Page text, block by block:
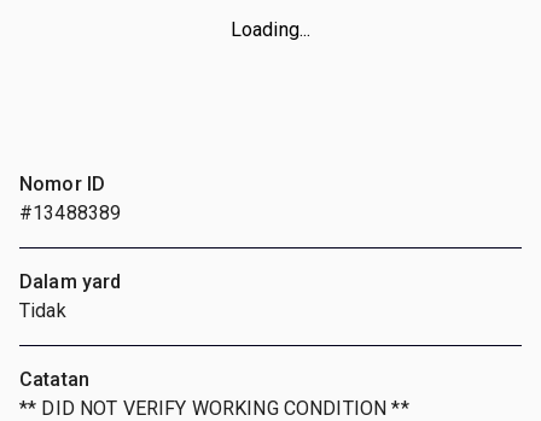
Loading...
Nomor ID
#13488389
Dalam yard
Tidak
Catatan
** DID NOT VERIFY WORKING CONDITION **